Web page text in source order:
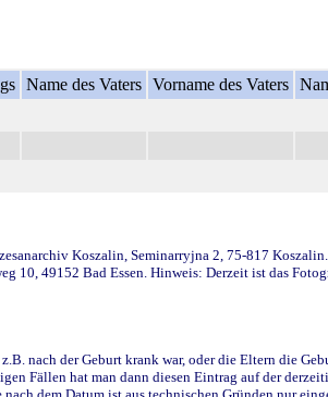
Name des Vaters Vorname des Vaters
Koszalin, Seminarryjna 2, 75-817
10, 49152 Bad Essen. Hinweis: Derzeit ist das
nach der Geburt krank war, oder die Eltern die
Fällen hat man dann diesen Eintrag auf der